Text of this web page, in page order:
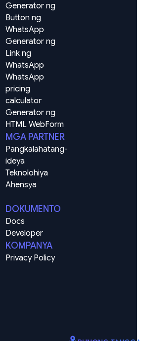
Generator ng
Button ng
WhatsApp
Generator ng
Link ng
WhatsApp
WhatsApp
pricing
calculator
Generator ng
HTML WebForm
MGA PARTNER
Pangkalahatang-
ideya
Teknolohiya
Ahensya
DOKUMENTO
Docs
Developer
KOMPANYA
Privacy Policy